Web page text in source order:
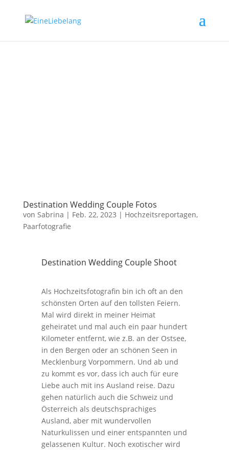
Destination Wedding Couple Fotos
von Sabrina | Feb. 22, 2023 | Hochzeitsreportagen,
Paarfotografie
Destination Wedding Couple Shoot
Als Hochzeitsfotografin bin ich oft an den
schönsten Orten auf den tollsten Feiern.
Mal wird direkt in meiner Heimat
geheiratet und mal auch ein paar hundert
Kilometer entfernt, wie z.B. an der Ostsee,
in den Bergen oder an schönen Seen in
Mecklenburg Vorpommern. Und ab und
zu kommt es vor, dass ich auch für eure
Liebe auch mit ins Ausland reise. Dazu
gehen natürlich auch die Schweiz und
Österreich als deutschsprachiges
Ausland, aber mit wundervollen
Naturkulissen und einer entspannten und
gelassenen Kultur. Noch exotischer wird